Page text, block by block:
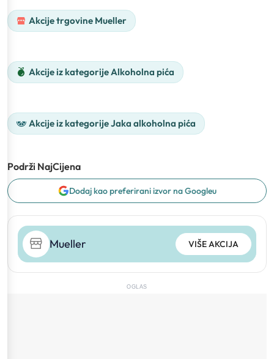
Akcije trgovine Mueller
Akcije iz kategorije Alkoholna pića
Akcije iz kategorije Jaka alkoholna pića
Podrži NajCijena
Dodaj kao preferirani izvor na Googleu
Mueller VIŠE AKCIJA
OGLAS